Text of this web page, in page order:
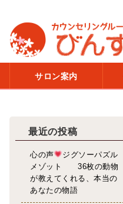
サロン案内
最近の投稿
心の声
ジグソーパズル
メゾット 36枚の動物
が教えてくれる、本当の
あなたの物語